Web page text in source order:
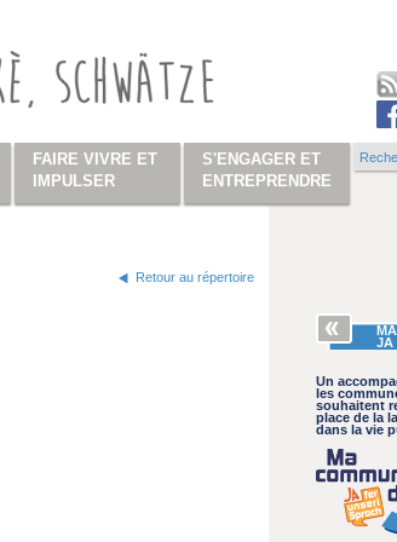
JA
Un
les
souhaitent
place de la
dans la vie
Retour au répertoire
FAIRE VIVRE ET
IMPULSER
S'ENGAGER ET
ENTREPRENDRE